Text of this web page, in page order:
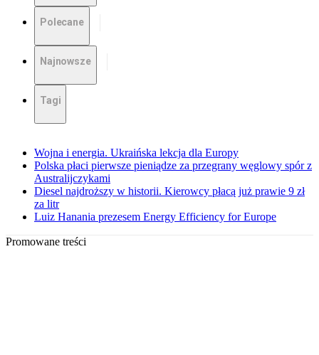
Polecane
Najnowsze
Tagi
Wojna i energia. Ukraińska lekcja dla Europy
Polska płaci pierwsze pieniądze za przegrany węglowy spór z
Australijczykami
Diesel najdroższy w historii. Kierowcy płacą już prawie 9 zł
za litr
Luiz Hanania prezesem Energy Efficiency for Europe
Promowane treści